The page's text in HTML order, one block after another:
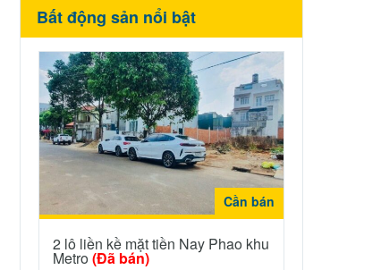
Bất động sản nổi bật
Cần bán
2 lô liền kề mặt tiền Nay Phao khu
Metro(Đã bán)